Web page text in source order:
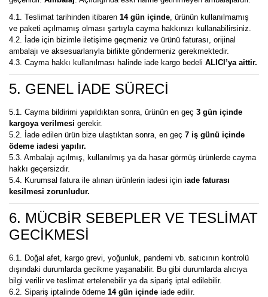
4.1. Teslimat tarihinden itibaren 14 gün içinde, ürünün kullanılmamış
ve paketi açılmamış olması şartıyla cayma hakkınızı kullanabilirsiniz.
4.2. İade için bizimle iletişime geçmeniz ve ürünü faturası, orijinal
ambalajı ve aksesuarlarıyla birlikte göndermeniz gerekmektedir.
4.3. Cayma hakkı kullanılması halinde iade kargo bedeli ALICI’ya aittir.
5. GENEL İADE SÜRECİ
5.1. Cayma bildirimi yapıldıktan sonra, ürünün en geç 3 gün içinde
kargoya verilmesi gerekir.
5.2. İade edilen ürün bize ulaştıktan sonra, en geç 7 iş günü içinde
ödeme iadesi yapılır.
5.3. Ambalajı açılmış, kullanılmış ya da hasar görmüş ürünlerde cayma
hakkı geçersizdir.
5.4. Kurumsal fatura ile alınan ürünlerin iadesi için iade faturası
kesilmesi zorunludur.
6. MÜCBİR SEBEPLER VE TESLİMAT
GECİKMESİ
6.1. Doğal afet, kargo grevi, yoğunluk, pandemi vb. satıcının kontrolü
dışındaki durumlarda gecikme yaşanabilir. Bu gibi durumlarda alıcıya
bilgi verilir ve teslimat ertelenebilir ya da sipariş iptal edilebilir.
6.2. Sipariş iptalinde ödeme 14 gün içinde iade edilir.